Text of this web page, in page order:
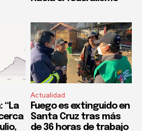
“La
Actualidad
Fuego es extinguido en
Santa Cruz tras más
de 36 horas de trabajo